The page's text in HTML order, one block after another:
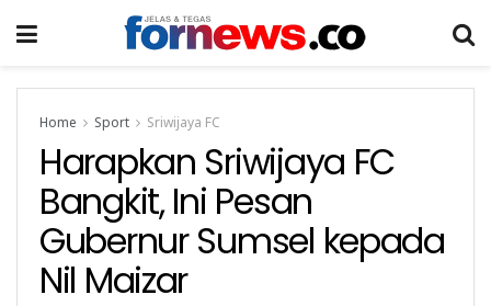
Home Sport Sriwijaya FC
Harapkan Sriwijaya FC
Bangkit, Ini Pesan
Gubernur Sumsel kepada
Nil Maizar